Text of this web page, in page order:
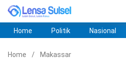
Home Politik Nasional
Home / Makassar